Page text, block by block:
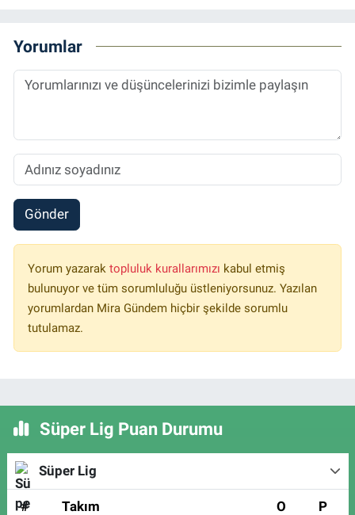
Yorumlar
Gönder
Yorum yazarak topluluk kurallarımızı kabul etmiş
bulunuyor ve tüm sorumluluğu üstleniyorsunuz. Yazılan
yorumlardan Mira Gündem hiçbir şekilde sorumlu
tutulamaz.
Süper Lig Puan Durumu
Süper Lig
# Takım O P